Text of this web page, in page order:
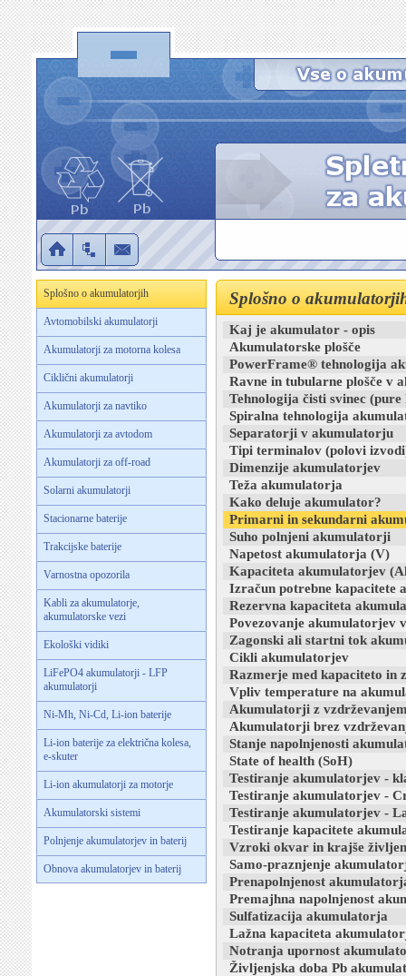
Splošno o akumulatorjih
Avtomobilski akumulatorji
Akumulatorji za motorna kolesa
Ciklični akumulatorji
Akumulatorji za navtiko
Akumulatorji za avtodom
Akumulatorji za off-road
Solarni akumulatorji
Stacionarne baterije
Trakcijske baterije
Varnostna opozorila
Kabli za akumulatorje,
akumulatorske vezi
Ekološki vidiki
LiFePO4 akumulatorji - LFP
akumulatorji
Ni-Mh, Ni-Cd, Li-ion baterije
Li-ion baterije za električna kolesa,
e-skuter
Li-ion akumulatorji za motorje
Akumulatorski sistemi
Polnjenje akumulatorjev in baterij
Obnova akumulatorjev in baterij
Splošno o
Kaj je akumulator - opis
Akumulatorske plošče
PowerFrame® tehnologija
Ravne in tubularne plošče v
Tehnologija čisti svinec (pure
Spiralna tehnologija
Separatorji v akumulatorju
Tipi terminalov (polovi
Dimenzije akumulatorjev
Teža akumulatorja
Kako deluje akumulator?
Primarni in sekundarni
Suho polnjeni akumulatorji
Napetost akumulatorja (V)
Kapaciteta akumulatorjev
Izračun potrebne kapacitete
Rezervna kapaciteta
Povezovanje akumulatorjev
Zagonski ali startni tok
Cikli akumulatorjev
Razmerje med kapaciteto in
Vpliv temperature na
Akumulatorji z
Akumulatorji brez
Stanje napolnjenosti
State of health (SoH)
Testiranje akumulatorjev -
Testiranje akumulatorjev -
Testiranje akumulatorjev -
Testiranje kapacitete
Vzroki okvar in krajše
Samo-praznjenje
Prenapolnjenost
Premajhna napolnjenost
Sulfatizacija akumulatorja
Lažna kapaciteta
Notranja upornost
Življenjska doba Pb